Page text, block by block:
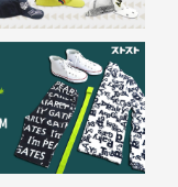
30代女性
素敵な商品を
数商品を入れて
を行っておりま
古着特有の香
ございます。